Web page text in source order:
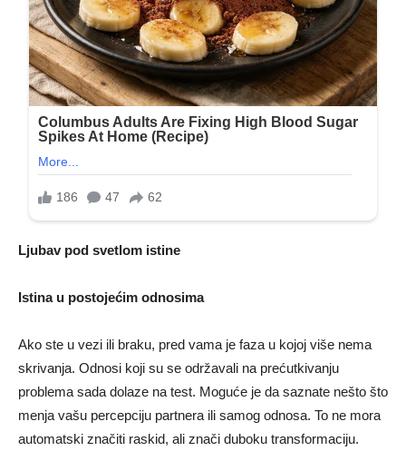
Ljubav pod svetlom istine
Istina u postojećim odnosima
Ako ste u vezi ili braku, pred vama je faza u kojoj više nema
skrivanja. Odnosi koji su se održavali na prećutkivanju
problema sada dolaze na test. Moguće je da saznate nešto što
menja vašu percepciju partnera ili samog odnosa. To ne mora
automatski značiti raskid, ali znači duboku transformaciju.